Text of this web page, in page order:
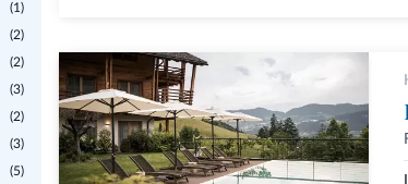
(1)
(2)
(2)
(3)
(2)
(3)
(5)